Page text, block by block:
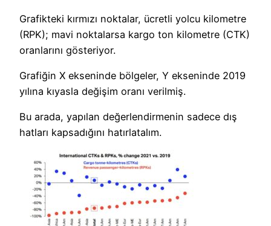
Grafikteki kırmızı noktalar, ücretli yolcu kilometre
(RPK); mavi noktalarsa kargo ton kilometre (CTK)
oranlarını gösteriyor.
Grafiğin X ekseninde bölgeler, Y ekseninde 2019
yılına kıyasla değişim oranı verilmiş.
Bu arada, yapılan değerlendirmenin sadece dış
hatları kapsadığını hatırlatalım.